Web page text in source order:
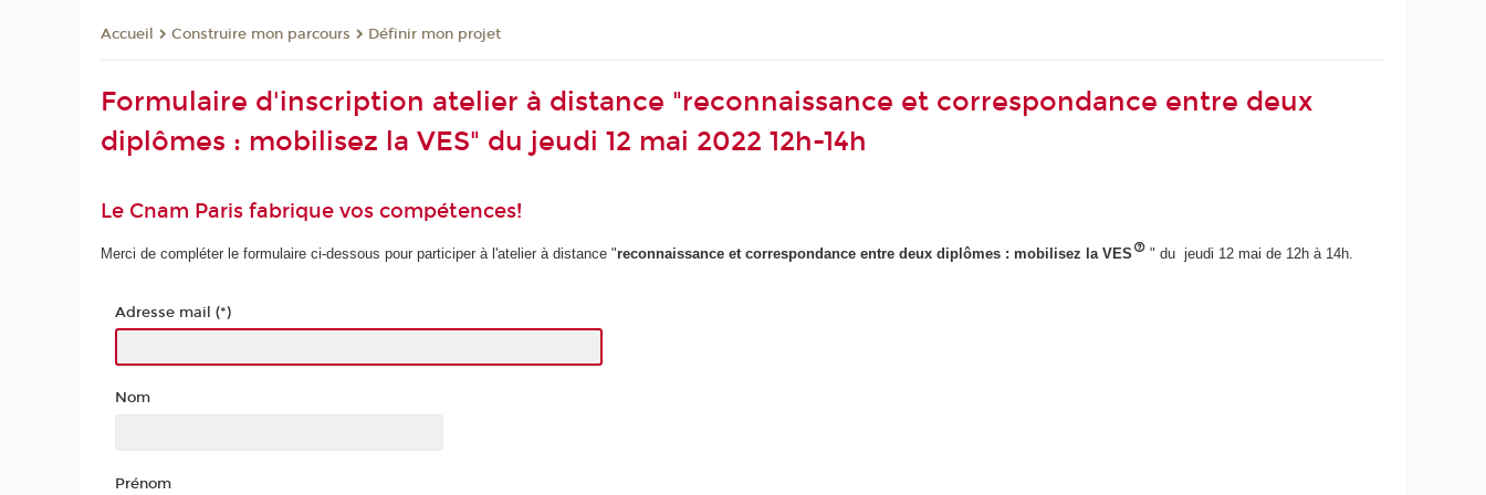
Accueil Construire mon parcours Définir mon projet
Formulaire d'inscription atelier à distance "reconnaissance et correspondance entre deux
diplômes : mobilisez la VES" du jeudi 12 mai 2022 12h-14h
Le Cnam Paris fabrique vos compétences!
Merci de compléter le formulaire ci-dessous pour participer à l'atelier à distance "reconnaissance et correspondance entre deux diplômes : mobilisez la VES " du jeudi 12 mai de 12h à 14h.
Adresse mail (*)
Nom
Prénom